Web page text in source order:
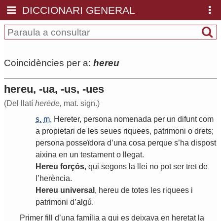
DICCIONARI GENERAL
Coincidències per a: hereu
hereu, -ua, -us, -ues
(Del llatí herēde, mat. sign.)
s. m. Hereter, persona nomenada per un difunt com
a propietari de les seues riquees, patrimoni o drets;
persona posseïdora d’una cosa perque s’ha dispost
aixina en un testament o llegat.
Hereu forçós, qui segons la llei no pot ser tret de
’herència.
Hereu universal , hereu de totes les riquees i
patrimoni d’algú.
Primer fill d’una família a qui es deixava en heretat la